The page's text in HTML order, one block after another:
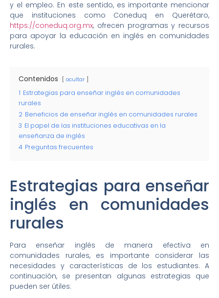
y el empleo. En este sentido, es importante mencionar
que instituciones como Coneduq en Querétaro,
https://coneduq.org.mx, ofrecen programas y recursos
para apoyar la educación en inglés en comunidades
rurales.
Contenidos ocultar
1 Estrategias para enseñar inglés en comunidades
rurales
2 Beneficios de enseñar inglés en comunidades rurales
3 El papel de las instituciones educativas en la
enseñanza de inglés
4 Preguntas frecuentes
Estrategias para enseñar
inglés en comunidades
rurales
Para enseñar inglés de manera efectiva en
comunidades rurales, es importante considerar las
necesidades y características de los estudiantes. A
continuación, se presentan algunas estrategias que
pueden ser útiles: